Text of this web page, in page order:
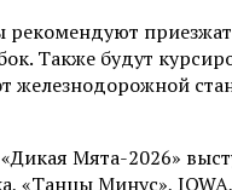
рекомендуют
Также будут
железнодорожной
Мята-2026»
«Танцы Минус»,